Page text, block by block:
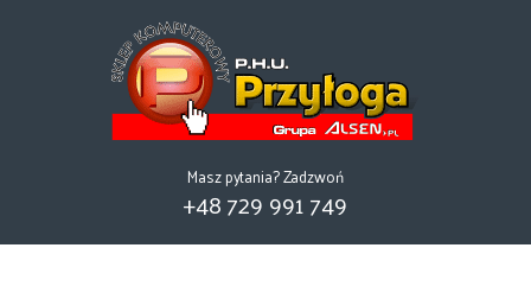
Masz pytania? Zadzwoń
+48 729 991 749